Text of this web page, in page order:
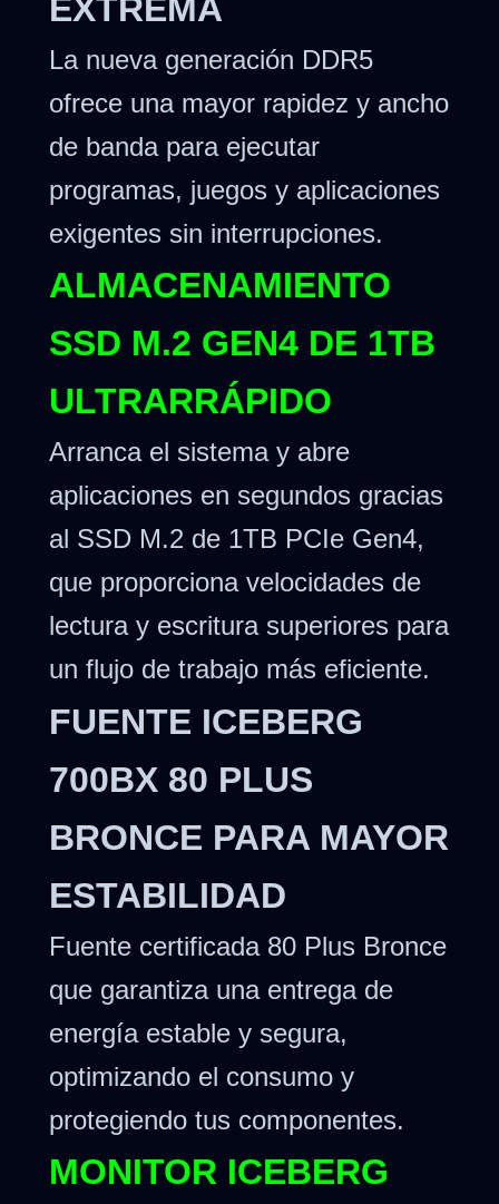
EXTREMA
La nueva generación DDR5
ofrece una mayor rapidez y ancho
de banda para ejecutar
programas, juegos y aplicaciones
exigentes sin interrupciones.
ALMACENAMIENTO
SSD M.2 GEN4 DE 1TB
ULTRARRÁPIDO
Arranca el sistema y abre
aplicaciones en segundos gracias
al SSD M.2 de 1TB PCIe Gen4,
que proporciona velocidades de
lectura y escritura superiores para
un flujo de trabajo más eficiente.
FUENTE ICEBERG
700BX 80 PLUS
BRONCE PARA MAYOR
ESTABILIDAD
Fuente certificada 80 Plus Bronce
que garantiza una entrega de
energía estable y segura,
optimizando el consumo y
protegiendo tus componentes.
MONITOR ICEBERG